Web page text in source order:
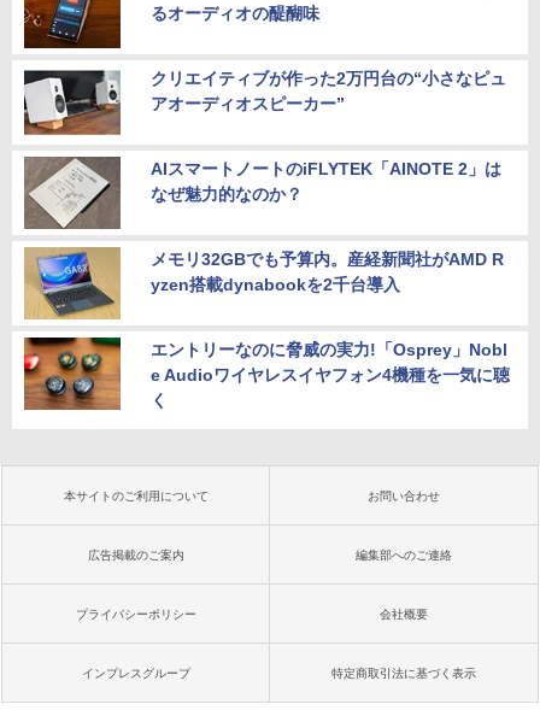
るオーディオの醍醐味
クリエイティブが作った2万円台の“小さなピュ
アオーディオスピーカー”
AIスマートノートのiFLYTEK「AINOTE 2」は
なぜ魅力的なのか？
メモリ32GBでも予算内。産経新聞社がAMD R
yzen搭載dynabookを2千台導入
エントリーなのに脅威の実力!「Osprey」Nobl
e Audioワイヤレスイヤフォン4機種を一気に聴
く
本サイトのご利用について お問い合わせ
広告掲載のご案内 編集部へのご連絡
プライバシーポリシー 会社概要
インプレスグループ 特定商取引法に基づく表示